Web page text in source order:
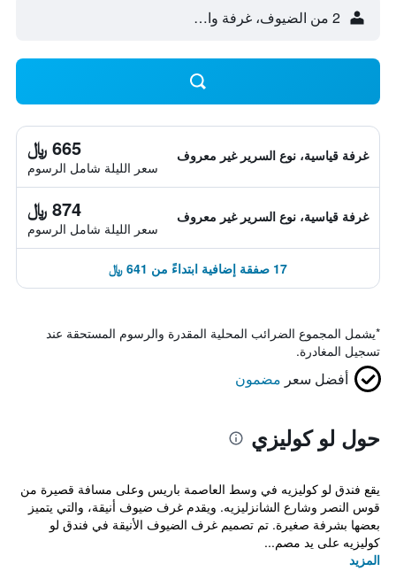
2 من الضيوف، غرفة واحدة
غرفة قياسية، نوع السرير غير معروف 665 ﷼
سعر الليلة شامل الرسوم
غرفة قياسية، نوع السرير غير معروف 874 ﷼
سعر الليلة شامل الرسوم
17 صفقة إضافية ابتداءً من 641 ﷼
*يشمل المجموع الضرائب المحلية المقدرة والرسوم المستحقة عند
تسجيل المغادرة.
أفضل سعر مضمون
حول لو كوليزي
يقع فندق لو كوليزيه في وسط العاصمة باريس وعلى مسافة قصيرة من
قوس النصر وشارع الشانزليزيه. ويقدم غرف ضيوف أنيقة، والتي يتميز
بعضها بشرفة صغيرة. تم تصميم غرف الضيوف الأنيقة في فندق لو
كوليزيه على يد مصم...
المزيد